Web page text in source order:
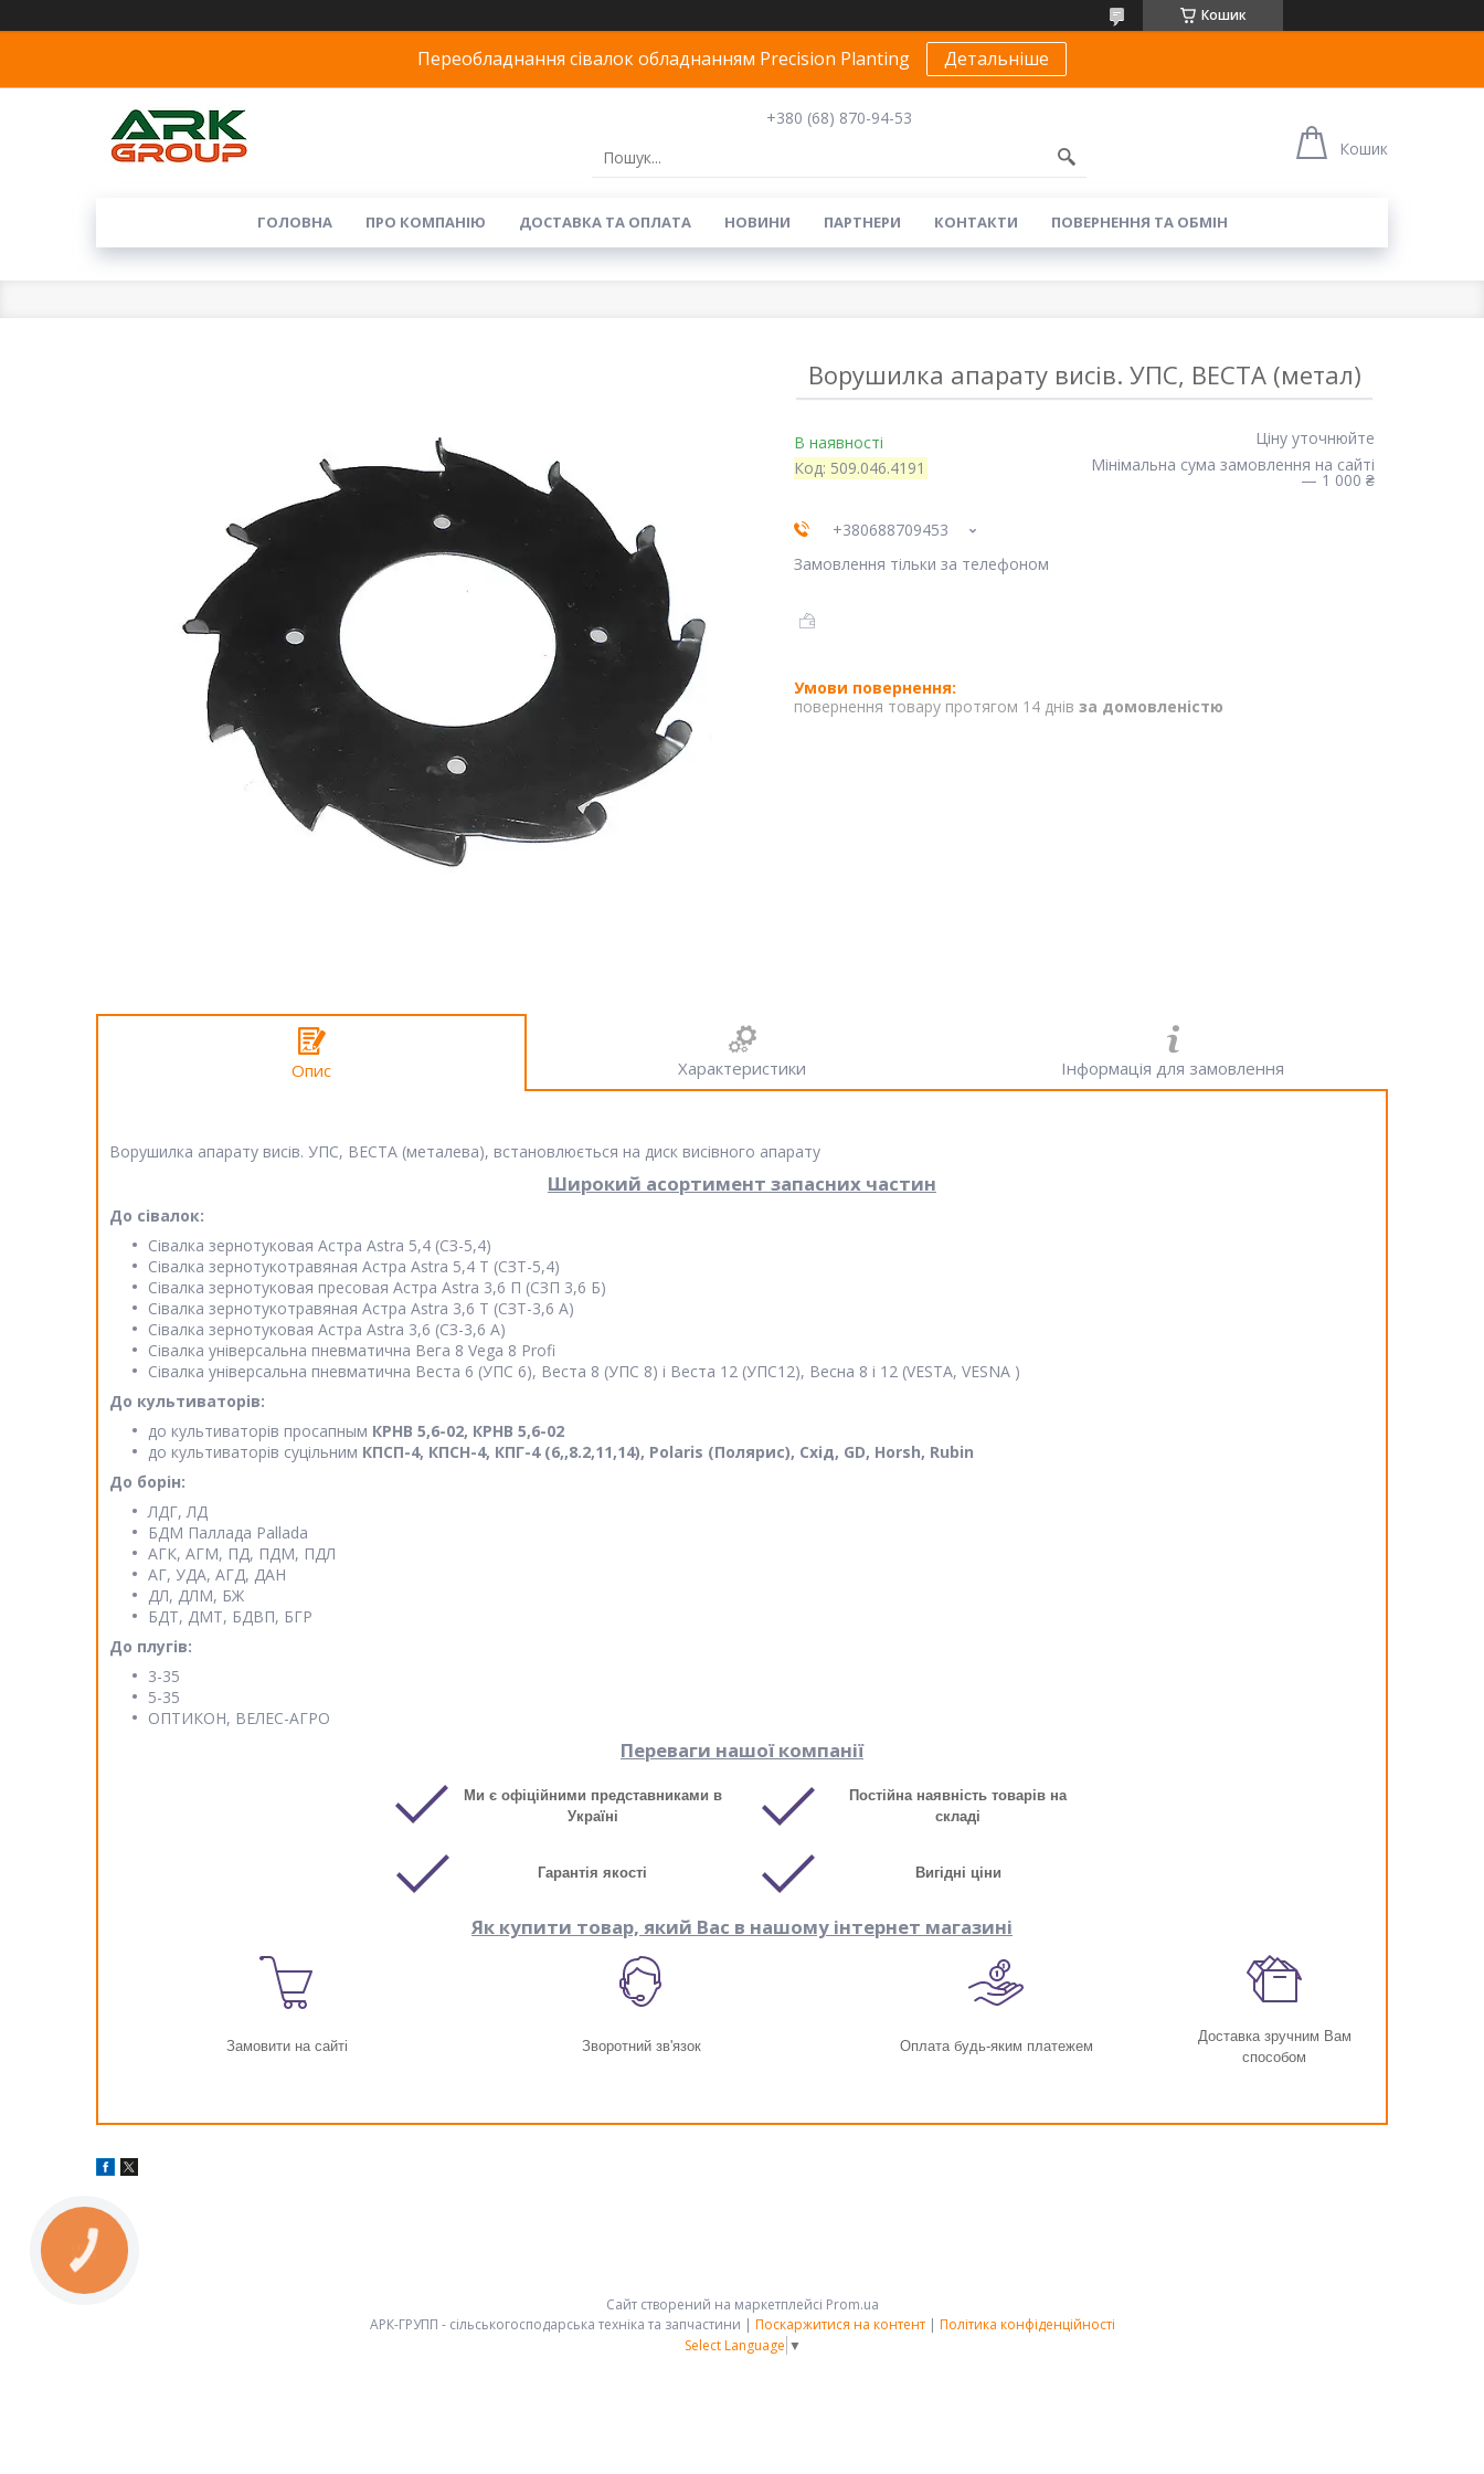
Кошик
Переобладнання сівалок обладнанням Precision Planting Детальніше
+380 (68) 870-94-53
Кошик
ГОЛОВНА ПРО КОМПАНІЮ ДОСТАВКА ТА ОПЛАТА НОВИНИ ПАРТНЕРИ КОНТАКТИ ПОВЕРНЕННЯ ТА ОБМІН
Ворушилка апарату висів. УПС, ВЕСТА (метал)
В наявності
Код: 509.046.4191
Ціну уточнюйте
Мінімальна сума замовлення на сайті
— 1 000 ₴
+380688709453
Замовлення тільки за телефоном
повернення товару протягом 14 днів за домовленістю
Опис Характеристики Інформація для замовлення
Ворушилка апарату висів. УПС, ВЕСТА (металева), встановлюється на диск висівного апарату
Широкий асортимент запасних частин
До сівалок:
Сівалка зернотуковая Астра Astra 5,4 (СЗ-5,4)
Сівалка зернотукотравяная Астра Astra 5,4 Т (СЗТ-5,4)
Сівалка зернотуковая пресовая Астра Astra 3,6 П (СЗП 3,6 Б)
Сівалка зернотукотравяная Астра Astra 3,6 Т (СЗТ-3,6 А)
Сівалка зернотуковая Астра Astra 3,6 (СЗ-3,6 А)
Сівалка універсальна пневматична Вега 8 Vega 8 Profi
Сівалка універсальна пневматична Веста 6 (УПС 6), Веста 8 (УПС 8) і Веста 12 (УПС12), Весна 8 і 12 (VESTA, VESNA )
До культиваторів:
до культиваторів просапным КРНВ 5,6-02, КРНВ 5,6-02
до культиваторів суцільним КПСП-4, КПСН-4, КПГ-4 (6,,8.2,11,14), Polaris (Полярис), Схід, GD, Horsh, Rubin
До борін:
ЛДГ, ЛД
БДМ Паллада Pallada
АГК, АГМ, ПД, ПДМ, ПДЛ
АГ, УДА, АГД, ДАН
ДЛ, ДЛМ, БЖ
БДТ, ДМТ, БДВП, БГР
До плугів:
3-35
5-35
ОПТИКОН, ВЕЛЕС-АГРО
Переваги нашої компанії
Ми є офіційними представниками в
Україні
Постійна наявність товарів на
складі
Гарантія якості Вигідні ціни
Як купити товар, який Вас в нашому інтернет магазині
Замовити на сайті Зворотний зв'язок Оплата будь-яким платежем
Доставка зручним Вам
способом
Сайт створений на маркетплейсі Prom.ua
АРК-ГРУПП - сільськогосподарська техніка та запчастини | Поскаржитися на контент | Політика конфіденційності
Select Language ▼
КНОПКА
ЗВ'ЯЗКУ